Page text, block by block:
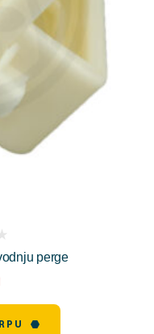
perge